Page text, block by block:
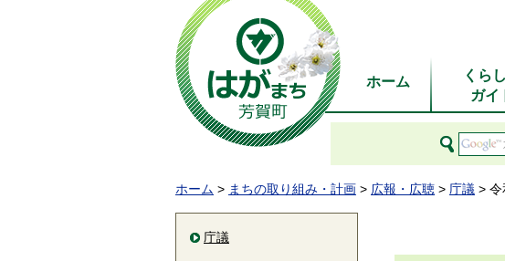
ホーム
くら
ガイ
ホーム > まちの取り組み・計画 > 広報・広聴 > 庁議 > 令
庁議